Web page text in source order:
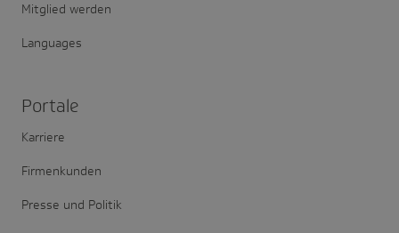
Mitglied werden
Languages
Portale
Karriere
Firmenkunden
Presse und Politik